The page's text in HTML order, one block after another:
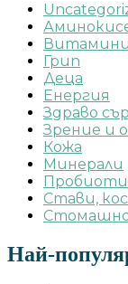
Витамини
Грип
Деца
Енергия
Здраво
Зрение и
Кожа
Минерали
Стави,
Най-